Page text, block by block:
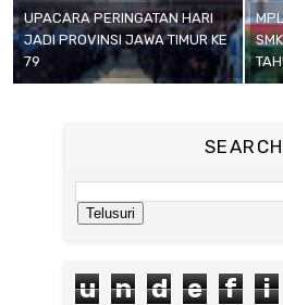
UPACARA PERINGATAN HARI
JADI PROVINSI JAWA TIMUR KE
79
SEARCH
u n d e f i